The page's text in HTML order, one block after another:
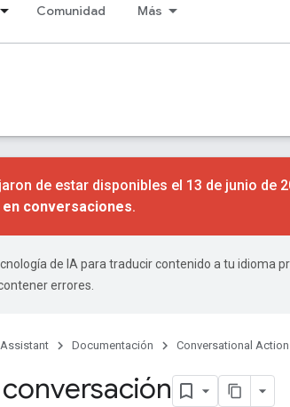
Comunidad Más
de estar disponibles el 13 de junio de
conversaciones.
de IA para traducir contenido a tu idioma
errores.
Documentación Conversational
conversación